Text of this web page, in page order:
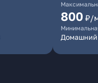
800 ₽/
Домашний